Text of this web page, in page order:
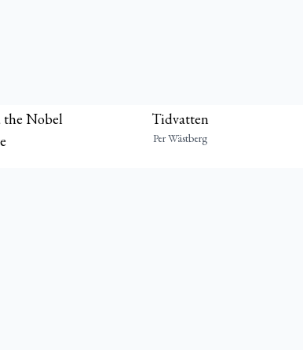
the Nobel
Tidvatten
Per Wästberg